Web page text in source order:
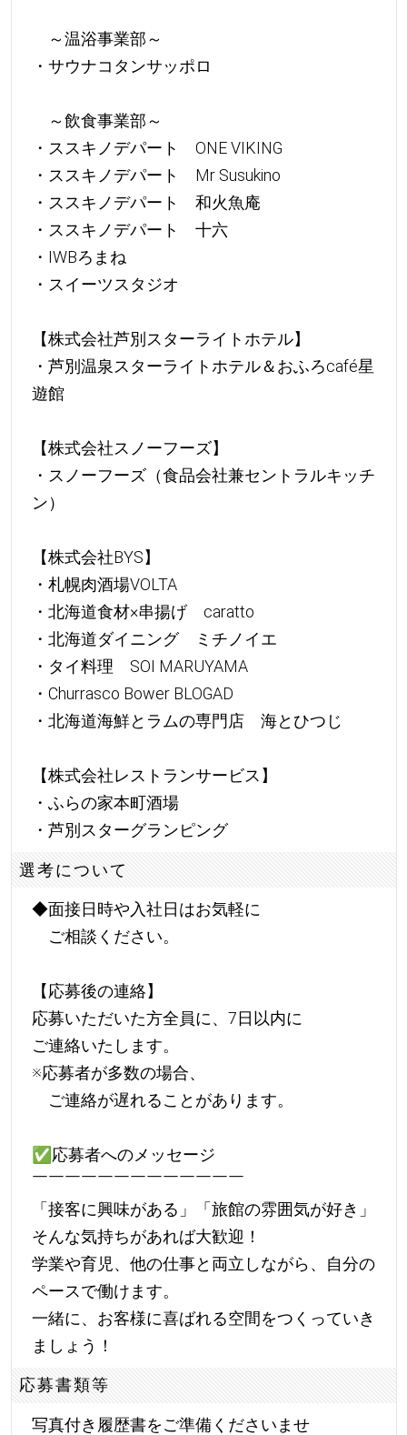
～温浴事業部～
・サウナコタンサッポロ
～飲食事業部～
・ススキノデパート ONE VIKING
・ススキノデパート Mr Susukino
・ススキノデパート 和火魚庵
・ススキノデパート 十六
・IWBろまね
・スイーツスタジオ
【株式会社芦別スターライトホテル】
・芦別温泉スターライトホテル＆おふろcafé星
遊館
【株式会社スノーフーズ】
・スノーフーズ（食品会社兼セントラルキッチ
ン）
【株式会社BYS】
・札幌肉酒場VOLTA
・北海道食材×串揚げ caratto
・北海道ダイニング ミチノイエ
・タイ料理 SOI MARUYAMA
・Churrasco Bower BLOGAD
・北海道海鮮とラムの専門店 海とひつじ
【株式会社レストランサービス】
・ふらの家本町酒場
・芦別スターグランピング
選考について
◆面接日時や入社日はお気軽に
ご相談ください。
【応募後の連絡】
応募いただいた方全員に、7日以内に
ご連絡いたします。
※応募者が多数の場合、
ご連絡が遅れることがあります。
✅応募者へのメッセージ
￣￣￣￣￣￣￣￣￣￣￣￣￣
「接客に興味がある」「旅館の雰囲気が好き」
そんな気持ちがあれば大歓迎！
学業や育児、他の仕事と両立しながら、自分の
ペースで働けます。
一緒に、お客様に喜ばれる空間をつくっていき
ましょう！
応募書類等
写真付き履歴書をご準備くださいませ